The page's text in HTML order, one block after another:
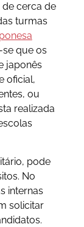
cerca de
turmas
se que os
japonês
oficial,
ou
realizada
pode
No
internas
solicitar